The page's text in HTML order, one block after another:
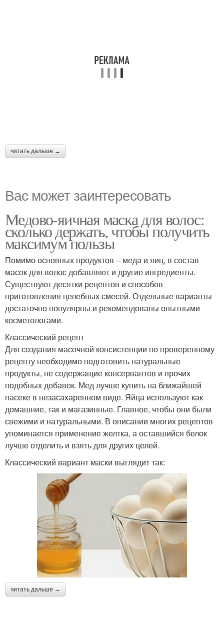
читать дальше →
Вас может заинтересовать
Медово-яичная маска для волос:
сколько держать, чтобы получить
максимум пользы
Помимо основных продуктов – меда и яиц, в состав
масок для волос добавляют и другие ингредиенты.
Существуют десятки рецептов и способов
приготовления целебных смесей. Отдельные варианты
достаточно популярны и рекомендованы опытными
косметологами.
Классический рецепт
Для создания масочной консистенции по проверенному
рецепту необходимо подготовить натуральные
продукты, не содержащие консервантов и прочих
подобных добавок. Мед лучше купить на ближайшей
пасеке в незасахаренном виде. Яйца используют как
домашние, так и магазинные. Главное, чтобы они были
свежими и натуральными. В описании многих рецептов
упоминается применение желтка, а оставшийся белок
лучше отделить и взять для других целей.
Классический вариант маски выглядит так:
читать дальше →